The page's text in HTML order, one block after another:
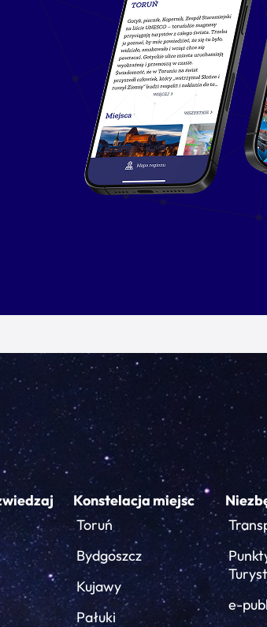
Konstelacja miejsc
Toruń
Bydgoszcz
Kujawy
Pałuki
e-